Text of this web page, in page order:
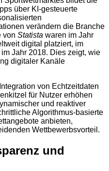
über KI-gesteuerte
verändern die Branche
von Statista waren im Jahr
digital platziert, im
Jahr 2018. Dies zeigt, wie
digitaler Kanäle
von Echtzeitdaten
für Nutzer erhöhen
und reaktiver
Algorithmus-basierte
anbieten,
Wettbewerbsvorteil.
und